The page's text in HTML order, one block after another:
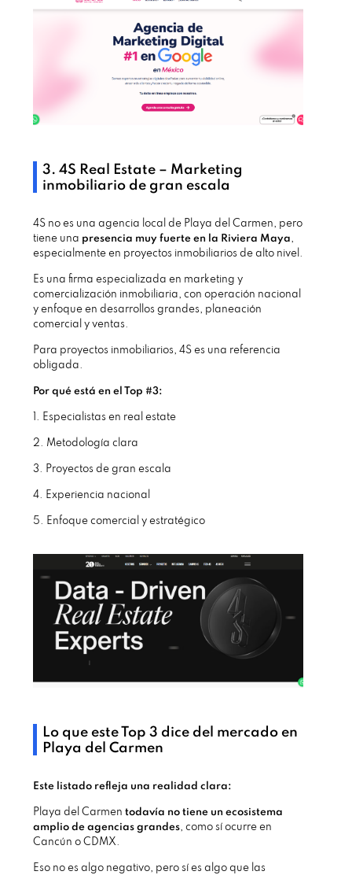
3. 4S Real Estate – Marketing
inmobiliario de gran escala
4S no es una agencia local de Playa del Carmen, pero
tiene una presencia muy fuerte en la Riviera Maya,
especialmente en proyectos inmobiliarios de alto nivel.
Es una firma especializada en marketing y
comercialización inmobiliaria, con operación nacional
y enfoque en desarrollos grandes, planeación
comercial y ventas.
Para proyectos inmobiliarios, 4S es una referencia
obligada.
Por qué está en el Top #3:
1. Especialistas en real estate
2. Metodología clara
3. Proyectos de gran escala
4. Experiencia nacional
5. Enfoque comercial y estratégico
Lo que este Top 3 dice del mercado en
Playa del Carmen
Este listado refleja una realidad clara:
Playa del Carmen todavía no tiene un ecosistema
amplio de agencias grandes, como sí ocurre en
Cancún o CDMX.
Eso no es algo negativo, pero sí es algo que las